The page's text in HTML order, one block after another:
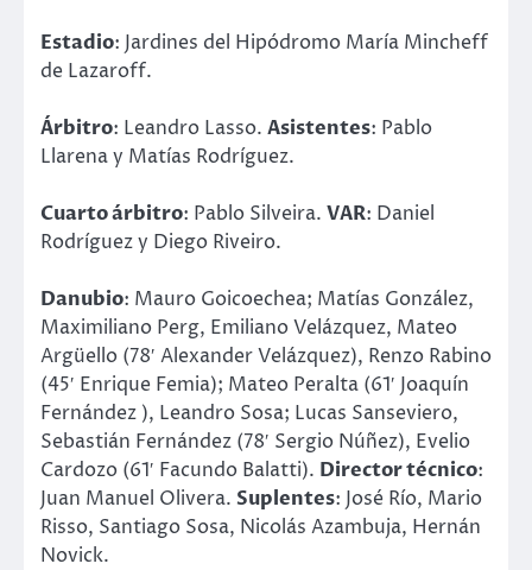
Estadio: Jardines del Hipódromo María Mincheff
de Lazaroff.
Árbitro: Leandro Lasso. Asistentes: Pablo
Llarena y Matías Rodríguez.
Cuarto árbitro: Pablo Silveira. VAR: Daniel
Rodríguez y Diego Riveiro.
Danubio: Mauro Goicoechea; Matías González,
Maximiliano Perg, Emiliano Velázquez, Mateo
Argüello (78′ Alexander Velázquez), Renzo Rabino
(45′ Enrique Femia); Mateo Peralta (61′ Joaquín
Fernández ), Leandro Sosa; Lucas Sanseviero,
Sebastián Fernández (78′ Sergio Núñez), Evelio
Cardozo (61′ Facundo Balatti). Director técnico:
Juan Manuel Olivera. Suplentes: José Río, Mario
Risso, Santiago Sosa, Nicolás Azambuja, Hernán
Novick.